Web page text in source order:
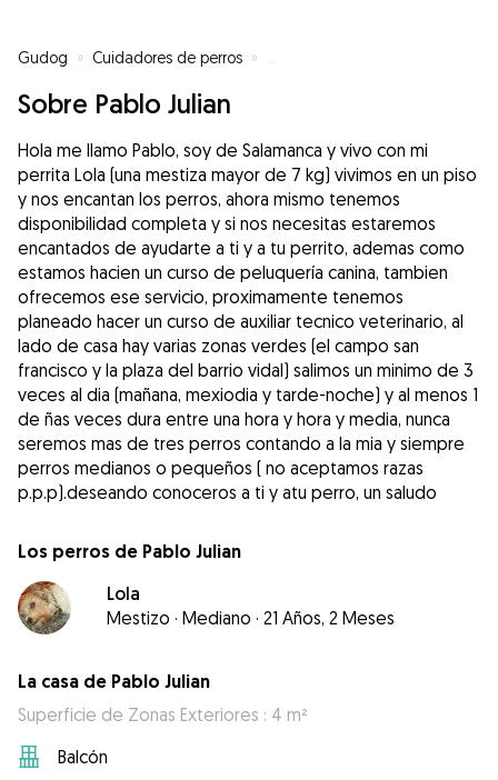
Gudog » Cuidadores de perros »
Sobre Pablo Julian
Hola me llamo Pablo, soy de Salamanca y vivo con mi
perrita Lola (una mestiza mayor de 7 kg) vivimos en un piso
y nos encantan los perros, ahora mismo tenemos
disponibilidad completa y si nos necesitas estaremos
encantados de ayudarte a ti y a tu perrito, ademas como
estamos hacien un curso de peluquería canina, tambien
ofrecemos ese servicio, proximamente tenemos
planeado hacer un curso de auxiliar tecnico veterinario, al
lado de casa hay varias zonas verdes (el campo san
francisco y la plaza del barrio vidal) salimos un minimo de 3
veces al dia (mañana, mexiodia y tarde-noche) y al menos 1
de ñas veces dura entre una hora y hora y media, nunca
seremos mas de tres perros contando a la mia y siempre
perros medianos o pequeños ( no aceptamos razas
p.p.p).deseando conoceros a ti y atu perro, un saludo
Los perros de Pablo Julian
Lola
Mestizo · Mediano · 21 Años, 2 Meses
La casa de Pablo Julian
Superficie de Zonas Exteriores : 4 m²
Balcón